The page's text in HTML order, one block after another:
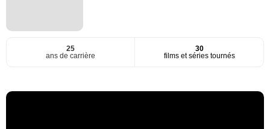
25
ans de carrière
30
films et séries tournés